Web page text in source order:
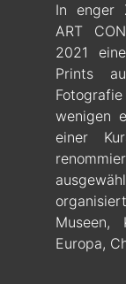
In enger
ART
2021
Prints
wenigen
einer
Museen,
Europa,